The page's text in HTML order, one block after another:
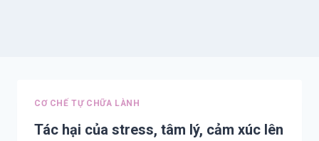
CƠ CHẾ TỰ CHỮA LÀNH
Tác hại của stress, tâm lý, cảm xúc lên